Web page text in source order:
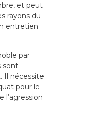
et peut
rayons du
entretien
par
sont
Il nécessite
pour le